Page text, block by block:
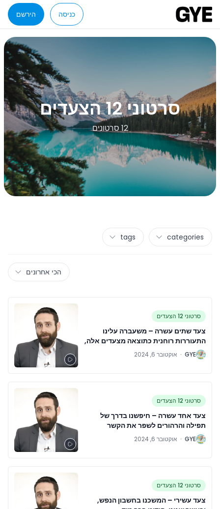
כניסה הירשם
סרטוני 12 הצעדים
12 סרטונים
categories
tags
הכי אחרונים
סרטוני 12 הצעדים
צעד שתים עשרה – משעברה עלינו
התעוררות רוחנית כתוצאה מצעדים אלה,
ניסינו לשאת בשורה זו למכורים נוספים
וליישם עקרונות אלו בכל תחומי חיינו​
G
GYE
· אוקטובר 6, 2024
סרטוני 12 הצעדים
צעד אחד עשרה – חיפשנו בדרך של
תפילה והרהורים לשפר את הקשר
ההכרתי שלנו עם אלוקים, כפי שאנו
מבינים אותו, כשאנו מתפללים רק לדעת
G
GYE
· אוקטובר 6, 2024
סרטוני 12 הצעדים
צעד עשירי – המשכנו בחשבון הנפש,